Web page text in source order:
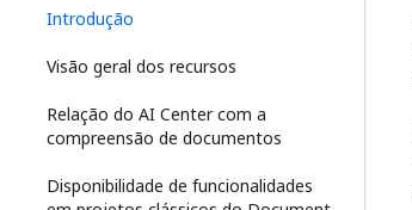
Introdução
Visão geral dos recursos
Relação do AI Center com a
compreensão de documentos
Disponibilidade de funcionalidades